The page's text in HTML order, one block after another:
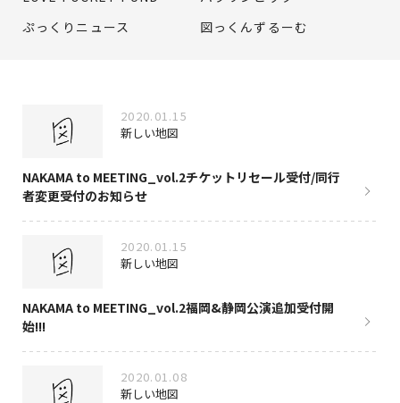
CHIZUSHOP
CHIZULOG
お問い合わせ
ぷっくりニュース
図っくんずるーむ
2020.01.15
新しい地図
NAKAMA to MEETING_vol.2チケットリセール受付/同行
者変更受付のお知らせ
2020.01.15
新しい地図
NAKAMA to MEETING_vol.2福岡&静岡公演追加受付開
始!!!
2020.01.08
新しい地図